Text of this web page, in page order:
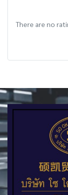
There are no